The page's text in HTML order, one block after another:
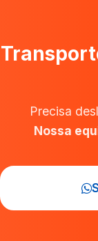
Precisa
Nossa